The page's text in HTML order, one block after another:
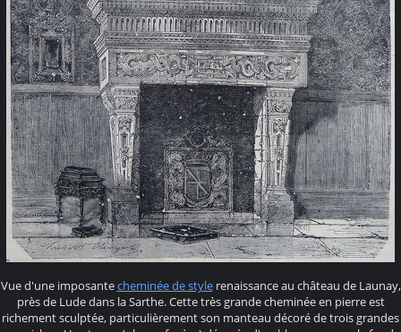
Vue d'une imposantecheminée de stylerenaissance au château de Launay,
près de Lude dans la Sarthe. Cette très grande cheminée en pierre est
richement sculptée, particulièrement son manteau décoré de trois grandes